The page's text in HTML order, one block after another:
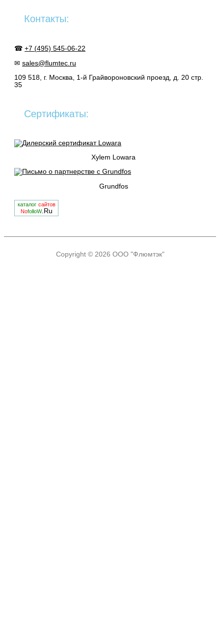
Контакты:
☎+7 (495) 545-06-22
✉sales@flumtec.ru
109 518, г. Москва, 1-й Грайвороновский проезд, д. 20 стр.
35
Сертификаты:
Xylem Lowara
Grundfos
каталог сайтов
NofolloW.Ru
Copyright © 2026 ООО "Флюмтэк"